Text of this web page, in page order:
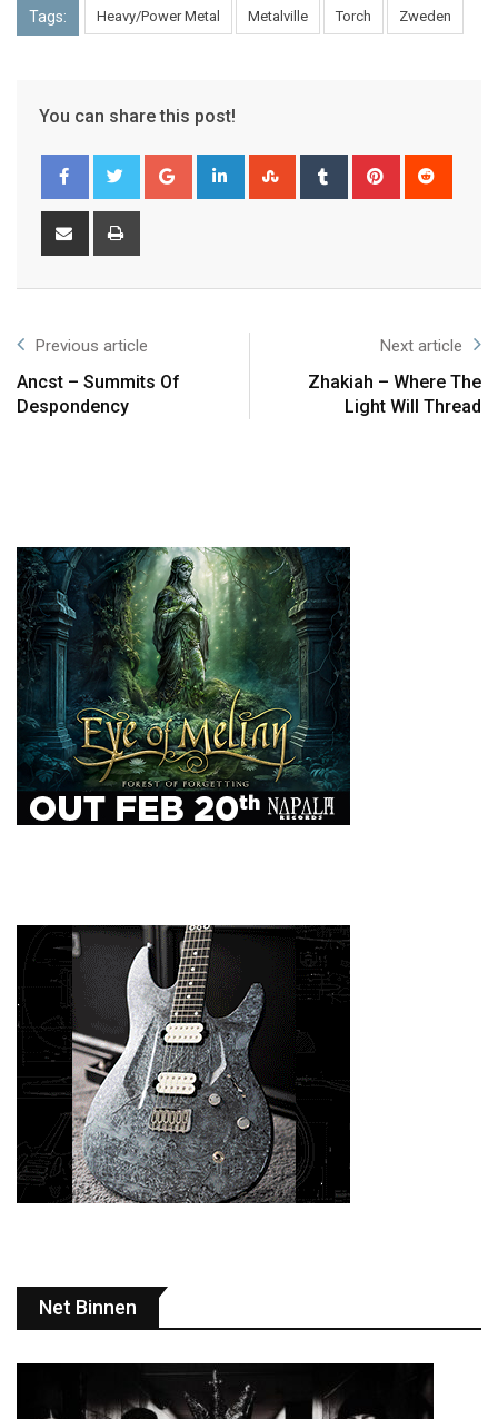
Tags: Heavy/Power Metal Metalville Torch Zweden
You can share this post!
Previous article
Ancst – Summits Of
Despondency
Next article
Zhakiah – Where The
Light Will Thread
Net Binnen